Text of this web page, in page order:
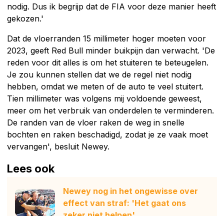
nodig. Dus ik begrijp dat de FIA voor deze manier heeft
gekozen.'
Dat de vloerranden 15 millimeter hoger moeten voor
2023, geeft Red Bull minder buikpijn dan verwacht. 'De
reden voor dit alles is om het stuiteren te beteugelen.
Je zou kunnen stellen dat we de regel niet nodig
hebben, omdat we meten of de auto te veel stuitert.
Tien millimeter was volgens mij voldoende geweest,
meer om het verbruik van onderdelen te verminderen.
De randen van de vloer raken de weg in snelle
bochten en raken beschadigd, zodat je ze vaak moet
vervangen', besluit Newey.
Lees ook
Newey nog in het ongewisse over
effect van straf: 'Het gaat ons